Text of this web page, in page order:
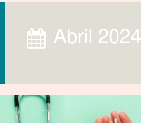
abril 2024